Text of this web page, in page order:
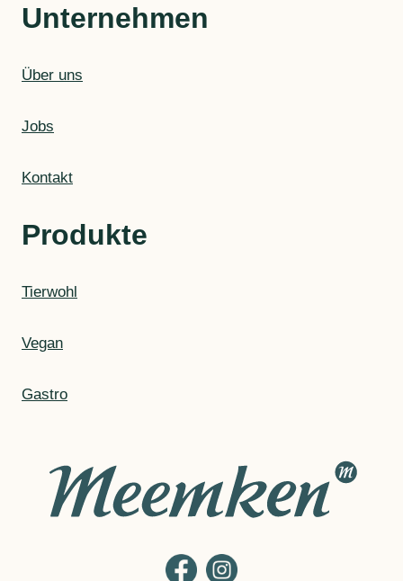
Unternehmen
Über uns
Jobs
Kontakt
Produkte
Tierwohl
Vegan
Gastro